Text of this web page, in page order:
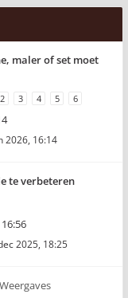
maler of set moet
2 3 4 5 6
2026, 16:14
te verbeteren
2025, 18:25